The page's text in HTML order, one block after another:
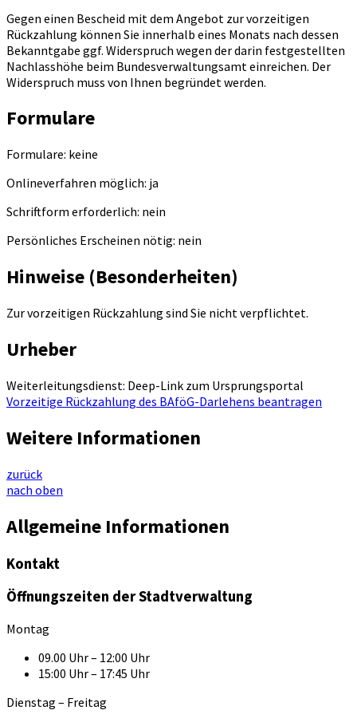
Gegen einen Bescheid mit dem Angebot zur vorzeitigen
Rückzahlung können Sie innerhalb eines Monats nach dessen
Bekanntgabe ggf. Widerspruch wegen der darin festgestellten
Nachlasshöhe beim Bundesverwaltungsamt einreichen. Der
Widerspruch muss von Ihnen begründet werden.
Formulare
Formulare: keine
Onlineverfahren möglich: ja
Schriftform erforderlich: nein
Persönliches Erscheinen nötig: nein
Hinweise (Besonderheiten)
Zur vorzeitigen Rückzahlung sind Sie nicht verpflichtet.
Urheber
Weiterleitungsdienst: Deep-Link zum Ursprungsportal
Vorzeitige Rückzahlung des BAföG-Darlehens beantragen
Weitere Informationen
zurück
nach oben
Allgemeine Informationen
Kontakt
Öffnungszeiten der Stadtverwaltung
Montag
09.00 Uhr – 12:00 Uhr
15:00 Uhr – 17:45 Uhr
Dienstag – Freitag